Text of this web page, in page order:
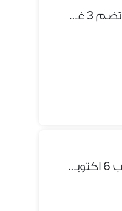
شقة دور أرضى بحديقة للبيع بمساحة 234 م²، نصف تشطيب، تضم 3 غرف نوم، في ماونتن فيو آي سيتي – القاهرة الجديدة، ضمن مرحلة MV Park.
شقة للبيع 140م ب ماونتن فيو اي سيتي mountain view i city ب 6 اكتوبر بالقرب من جراند هايتس و اكتوبر بلازا و كيان بدر الدين و ماونتن فيو شيل اوت بارك